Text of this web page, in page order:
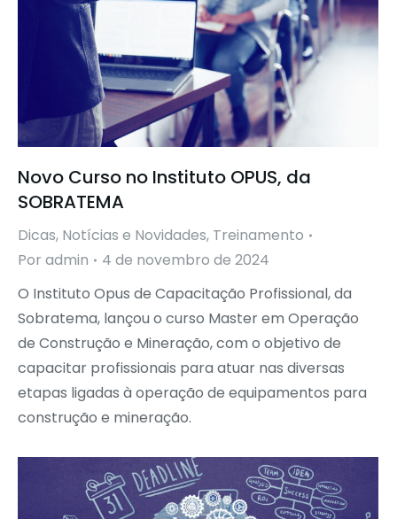
Novo Curso no Instituto OPUS, da
SOBRATEMA
Dicas, Notícias e Novidades, Treinamento
Por admin
4 de novembro de 2024
O Instituto Opus de Capacitação Profissional, da
Sobratema, lançou o curso Master em Operação
de Construção e Mineração, com o objetivo de
capacitar profissionais para atuar nas diversas
etapas ligadas à operação de equipamentos para
construção e mineração.